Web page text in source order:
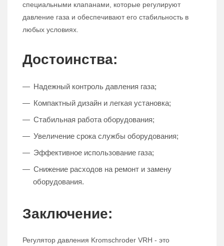
специальными клапанами, которые регулируют
давление газа и обеспечивают его стабильность в
любых условиях.
Достоинства:
Надежный контроль давления газа;
Компактный дизайн и легкая установка;
Стабильная работа оборудования;
Увеличение срока службы оборудования;
Эффективное использование газа;
Снижение расходов на ремонт и замену
оборудования.
Заключение:
Регулятор давления Kromschroder VRH - это